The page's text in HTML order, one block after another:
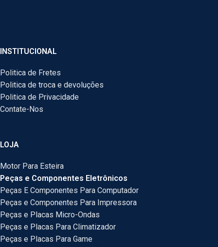
INSTITUCIONAL
Politica de Fretes
Politica de troca e devoluções
Politica de Privacidade
Contate-Nos
LOJA
Motor Para Esteira
Peças e Componentes Eletrônicos
Peças E Componentes Para Computador
Peças e Componentes Para Impressora
Peças e Placas Micro-Ondas
Peças e Placas Para Climatizador
Peças e Placas Para Game